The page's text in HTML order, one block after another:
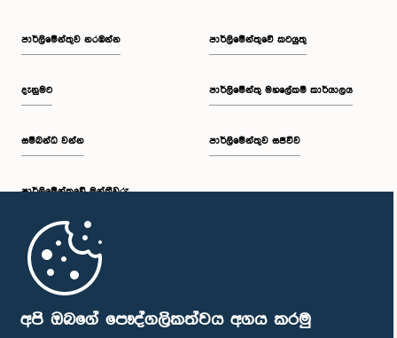
අපි ඔබගේ පෞද්ගලිකත්වය අගය කරමු
පාර්ලි‌මේන්තුව නරඹන්න
දැනුමට
සම්බන්ධ වන්න
පාර්ලි‌මේන්තුවේ මන්ත්‍රීවරු
මුල් පිටුව
පාර්ලිමේන්තුවේ කටයුතු
පාර්ලිමේන්තු මහලේකම් කාර්යාලය
පාර්ලිමේන්තුව සජීවීව
පාර්ලිමේන්තු ජංගම යෙදුම